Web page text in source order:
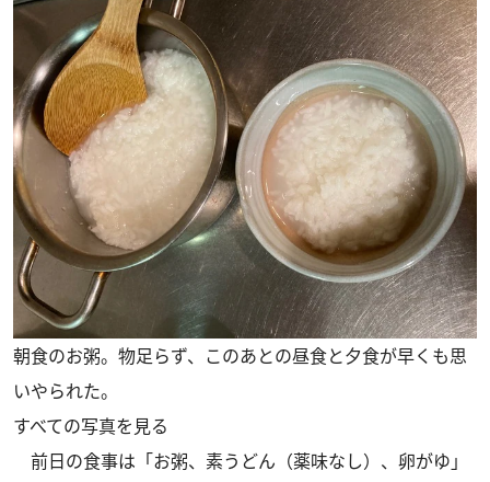
朝食のお粥。物足らず、このあとの昼食と夕食が早くも思
いやられた。
すべての写真を見る
前日の食事は「お粥、素うどん（薬味なし）、卵がゆ」